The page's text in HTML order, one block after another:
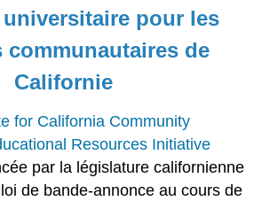
universitaire pour les
communautaires de
Californie
for California Community
Resources Initiative
par la législature californienne
de bande-annonce au cours de